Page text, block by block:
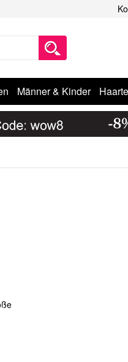
Männer & Kinder